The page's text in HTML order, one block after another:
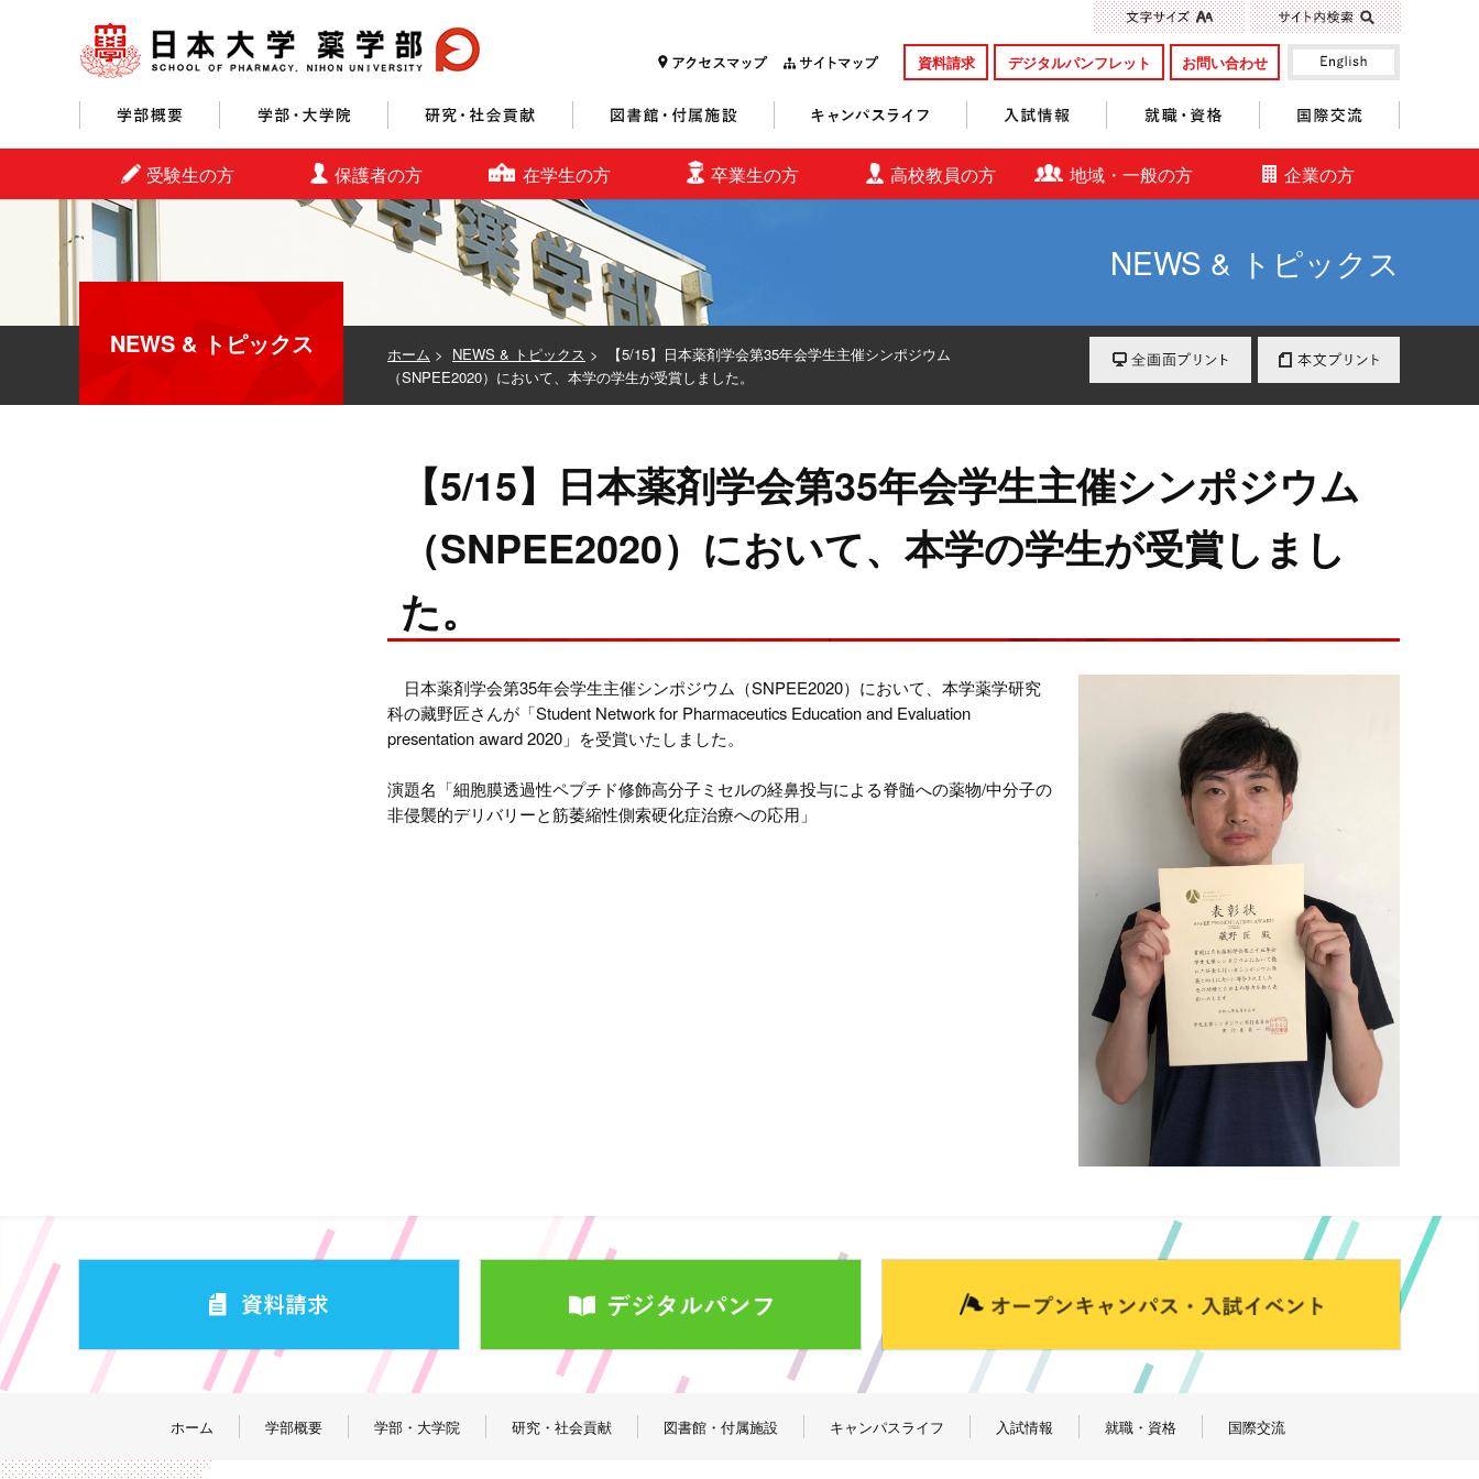
資料請求 デジタルパンフレット お問い合わせ
受験生の方 保護者の方 在学生の方 卒業生の方 高校教員の方 地域・一般の方 企業の方
NEWS & トピックス
ホーム > NEWS & トピックス >
【5/15】日本薬剤学会第35年会学生主催シンポジウム
（SNPEE2020）において、本学の学生が受賞しました。
【5/15】日本薬剤学会第35年会学生主催シンポジウム
（SNPEE2020）において、本学の学生が受賞しまし
た。
日本薬剤学会第35年会学生主催シンポジウム（SNPEE2020）において、本学薬学研究
科の藏野匠さんが「Student Network for Pharmaceutics Education and Evaluation
presentation award 2020」を受賞いたしました。
演題名「細胞膜透過性ペプチド修飾高分子ミセルの経鼻投与による脊髄への薬物/中分子の
非侵襲的デリバリーと筋萎縮性側索硬化症治療への応用」
NEWS & トピックス
ホーム 学部概要 学部・大学院 研究・社会貢献 図書館・付属施設 キャンパスライフ 入試情報 就職・資格 国際交流